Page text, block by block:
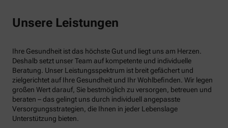
Unsere Leistungen
Ihre Gesundheit ist das höchste Gut und liegt uns am Herzen.
Deshalb setzt unser Team auf kompetente und individuelle
Beratung. Unser Leistungsspektrum ist breit gefächert und
zielgerichtet auf Ihre Gesundheit und Ihr Wohlbefinden. Wir legen
großen Wert darauf, Sie bestmöglich zu versorgen, betreuen und
beraten – das gelingt uns durch individuell angepasste
Versorgungsstrategien, die Ihnen in jeder Lebenslage
Unterstützung bieten.